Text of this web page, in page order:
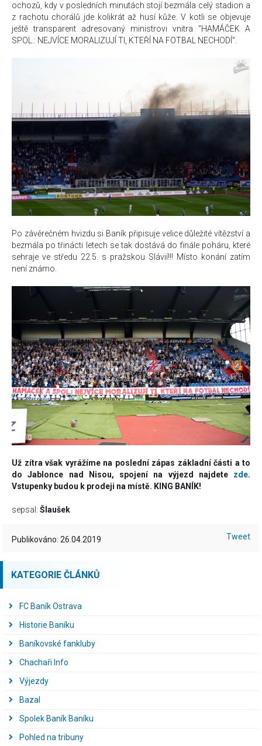
ochozů, kdy v posledních minutách stojí bezmála celý stadion a
z rachotu chorálů jde kolikrát až husí kůže. V kotli se objevuje
ještě transparent adresovaný ministrovi vnitra "HAMÁČEK A
SPOL.: NEJVÍCE MORALIZUJÍ TI, KTEŘÍ NA FOTBAL NECHODÍ".
Po závěrečném hvizdu si Baník připisuje velice důležité vítězství a
bezmála po třinácti letech se tak dostává do finále poháru, které
sehraje ve středu 22.5. s pražskou Slávií!!! Místo konání zatím
není známo.
Už zítra však vyrážíme na poslední zápas základní části a to
do Jablonce nad Nisou, spojení na výjezd najdete zde.
Vstupenky budou k prodeji na místě. KING BANÍK!
sepsal: Šlaušek
Publikováno: 26.04.2019 Tweet
KATEGORIE ČLÁNKŮ
FC Baník Ostrava
Historie Baníku
Baníkovské fankluby
Chachaři Info
Výjezdy
Bazal
Spolek Baník Baníku
Pohled na tribuny